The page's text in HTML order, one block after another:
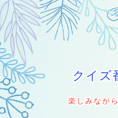
クイズ
楽しみなが